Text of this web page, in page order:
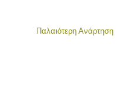
Παλαιότερη Ανάρτηση